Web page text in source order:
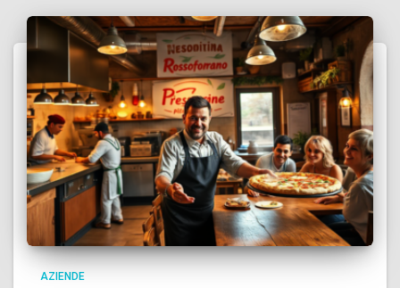
AZIENDE